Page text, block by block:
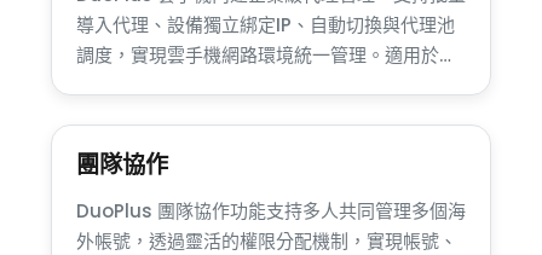
導入代理、設備獨立綁定IP、自動切換與代理池
調度，實現雲手機網路環境統一管理。適用於
率。
團隊協作
DuoPlus 團隊協作功能支持多人共同管理多個海
外帳號，透過靈活的權限分配機制，實現帳號、